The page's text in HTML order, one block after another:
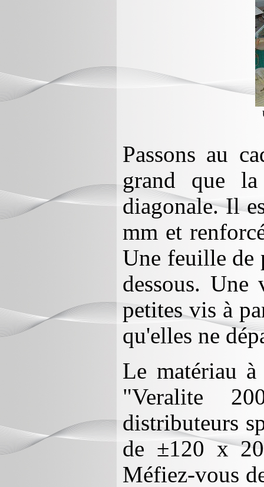
Passons au
grand que
diagonale. Il
mm et
Une feuille de
dessous.
petites vis à
qu'elles ne
Le matériau
"Veralite
distributeurs
de ±120 x
Méfiez-vous